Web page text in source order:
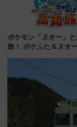
ポケモン「ヌオー」
旅！ ポケふた＆ヌオ
路の絶景と絶品グル
（7月18日スタート）